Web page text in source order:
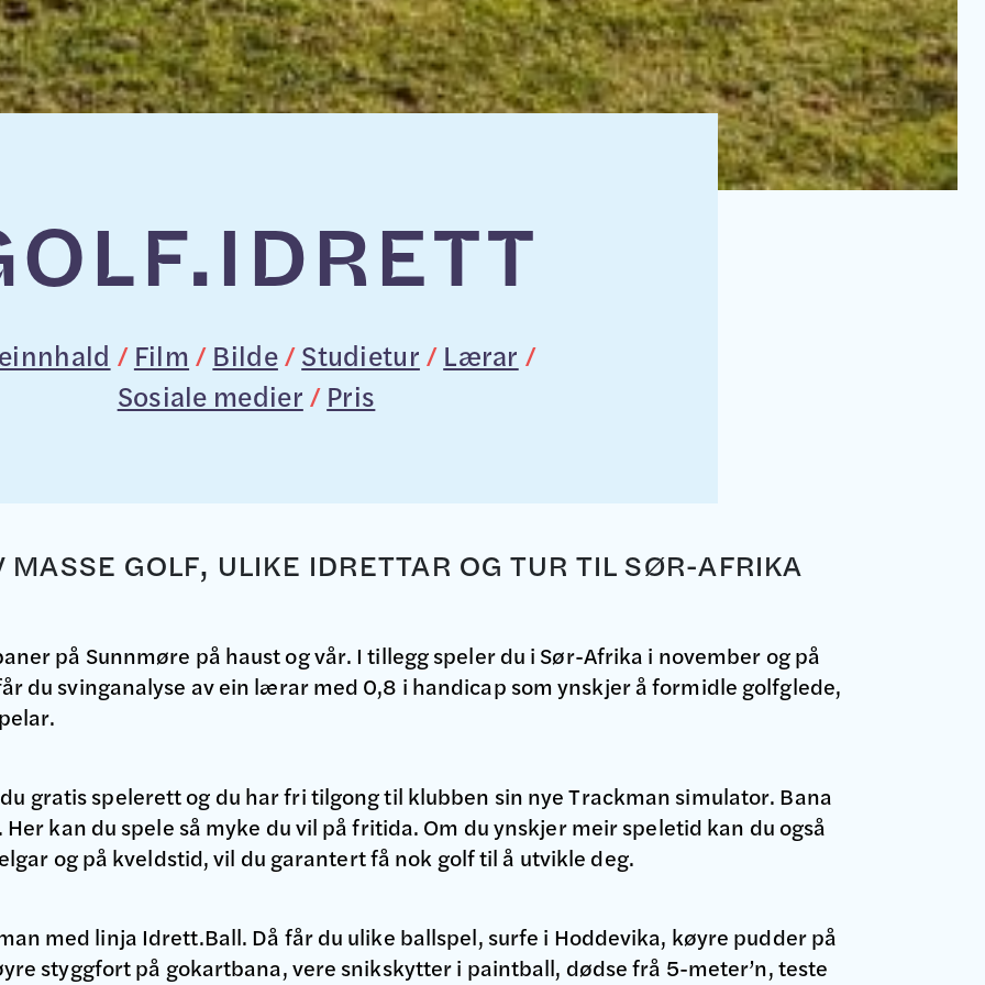
IDRETT
/ Film / Bilde/Studietur / Lærar /
Sosiale medier / Pris
GOLF, ULIKE IDRETTAR OG TUR TIL SØR-AFRIKA
på Sunnmøre på haust og vår. I tillegg speler du i Sør-Afrika i november og på
du svinganalyse av ein lærar med 0,8 i handicap som ynskjer å formidle golfglede,
gratis spelerett og du har fri tilgong til klubben sin nye Trackman simulator. Bana
kan du spele så myke du vil på fritida. Om du ynskjer meir speletid kan du også
og på kveldstid, vil du garantert få nok golf til å utvikle deg.
med linja Idrett.Ball. Då får du ulike ballspel, surfe i Hoddevika, køyre pudder på
styggfort på gokartbana, vere snikskytter i paintball, dødse frå 5-meter’n, teste